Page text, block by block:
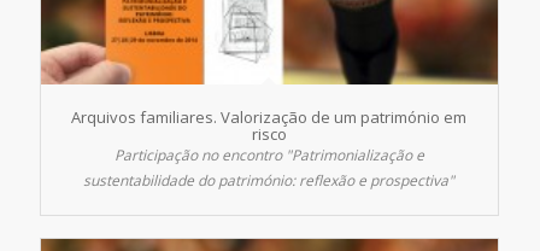
Arquivos familiares. Valorização de um património em
risco
Participação no encontro "Patrimonialização e
sustentabilidade do património: reflexão e prospectiva"